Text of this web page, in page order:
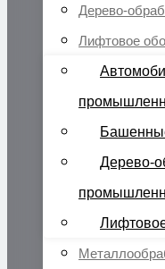
Дерево-
Лифтовое
Дерево-